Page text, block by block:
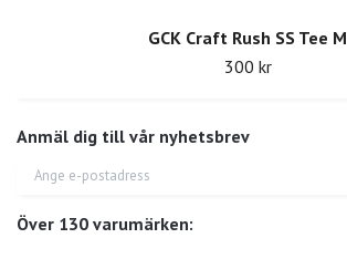
Anmäl dig till vår nyhetsbrev
Över 130 varumärken:
GCK Craft Rush SS Tee M
300 kr